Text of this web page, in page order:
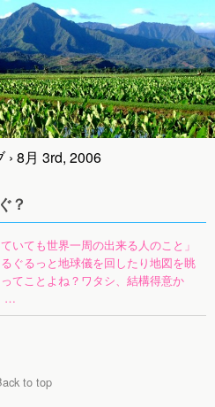
› 8月 3rd, 2006
？
いても世界一周の出来る人のこと」
ぐるっと地球儀を回したり地図を眺
てことよね？ワタシ、結構得意か
…
to top